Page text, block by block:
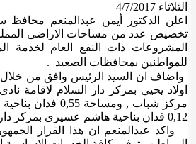
الثلاثاء 4/7/2017
اعلن الدكتور أيمن عبدالمنعم
تخصيص عدد من مساحات الاراضى
المشروعات ذات النفع العام لخدمة
للمواطنين بمحافظات الصعيد .
مركز شباب ,
0,12 فدان بناحية هاشم عسيرى بمركز دار السلام لاقامة وحدة مطافى عليها .
واكد عبدالمنعم ان هذا القرار